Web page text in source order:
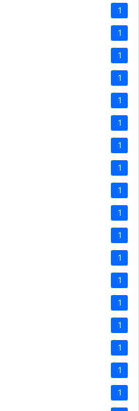
1
1
1
1
1
1
1
1
1
1
1
1
1
1
1
1
1
1